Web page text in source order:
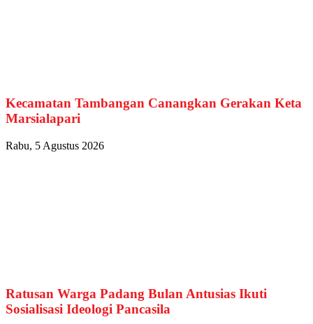
Kecamatan Tambangan Canangkan Gerakan Keta
Marsialapari
Rabu, 5 Agustus 2026
Ratusan Warga Padang Bulan Antusias Ikuti
Sosialisasi Ideologi Pancasila